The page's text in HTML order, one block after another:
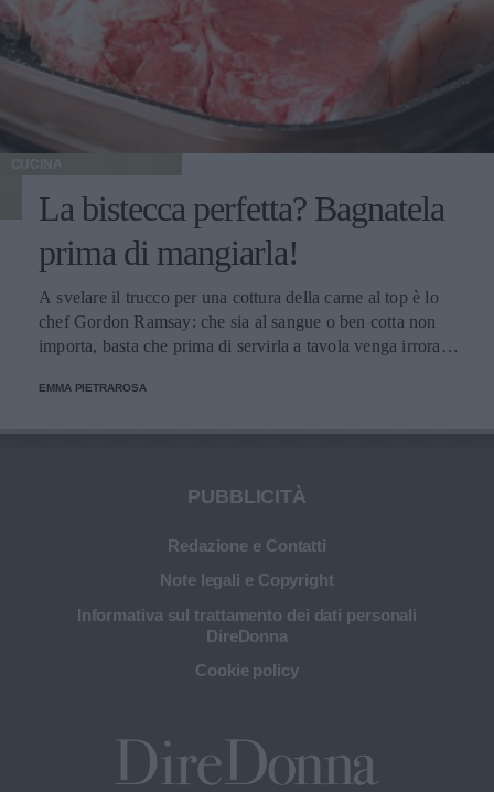
CUCINA
La bistecca perfetta? Bagnatela
prima di mangiarla!
A svelare il trucco per una cottura della carne al top è lo
chef Gordon Ramsay: che sia al sangue o ben cotta non
importa, basta che prima di servirla a tavola venga irrorata
EMMA PIETRAROSA
PUBBLICITÀ
Redazione e Contatti
Note legali e Copyright
Informativa sul trattamento dei dati personali
DireDonna
Cookie policy